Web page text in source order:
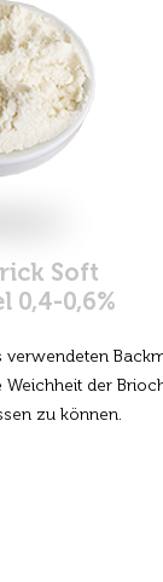
Soft
0,4-0,6%
verwendeten
der
zu können.